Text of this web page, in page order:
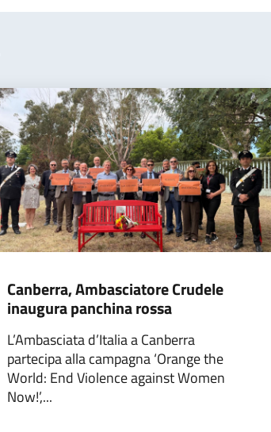
Canberra, Ambasciatore Crudele
inaugura panchina rossa
L’Ambasciata d’Italia a Canberra
partecipa alla campagna ‘Orange the
World: End Violence against Women
Now!’,...